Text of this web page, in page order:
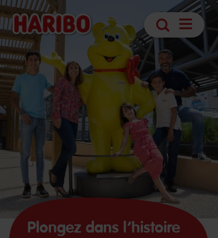
Search
öffnen
Plongez dans l’histoire